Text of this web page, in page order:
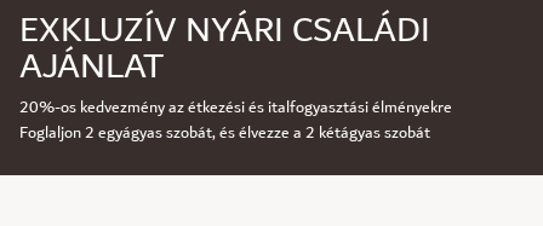
EXKLUZÍV NYÁRI CSALÁDI
AJÁNLAT
20%-os kedvezmény az étkezési és italfogyasztási élményekre
Foglaljon 2 egyágyas szobát, és élvezze a 2 kétágyas szobát